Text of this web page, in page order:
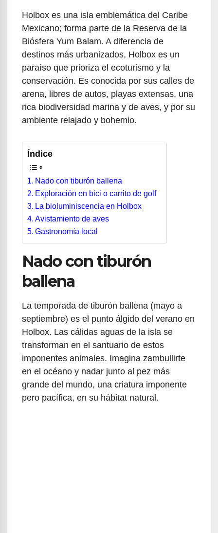
Holbox es una isla emblemática del Caribe
Mexicano; forma parte de la Reserva de la
Biósfera Yum Balam. A diferencia de
destinos más urbanizados, Holbox es un
paraíso que prioriza el ecoturismo y la
conservación. Es conocida por sus calles de
arena, libres de autos, playas extensas, una
rica biodiversidad marina y de aves, y por su
ambiente relajado y bohemio.
Índice
Nado con tiburón ballena
Exploración en bici o carrito de golf
La bioluminiscencia en Holbox
Avistamiento de aves
Gastronomía local
Nado con tiburón
ballena
La temporada de tiburón ballena (mayo a
septiembre) es el punto álgido del verano en
Holbox. Las cálidas aguas de la isla se
transforman en el santuario de estos
imponentes animales. Imagina zambullirte
en el océano y nadar junto al pez más
grande del mundo, una criatura imponente
pero pacífica, en su hábitat natural.